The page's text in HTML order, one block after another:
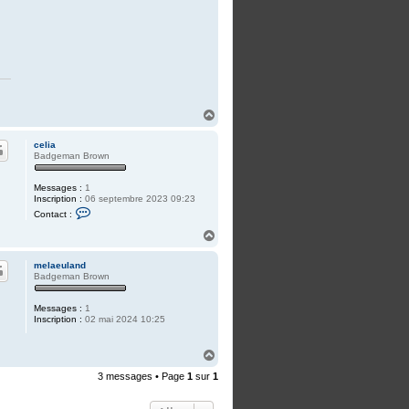
celia
Badgeman Brown
Messages : 1
Inscription : 06 septembre 2023 09:23
Contact :
a
t
e
e
melaeuland
Badgeman Brown
Messages : 1
Inscription : 02 mai 2024 10:25
u
3 messages • Page 1 sur 1